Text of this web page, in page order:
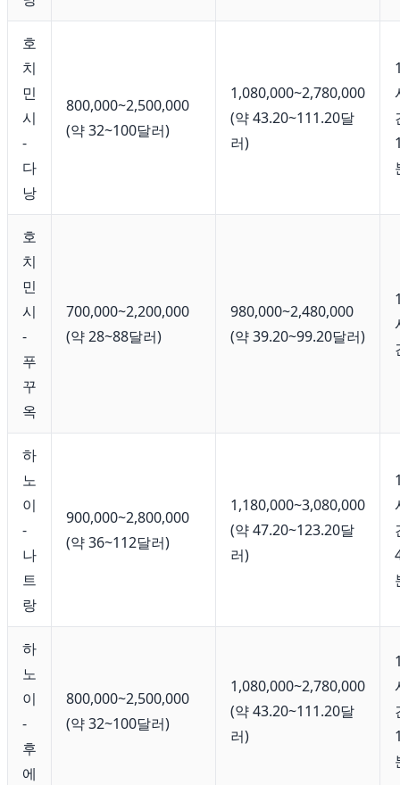
호
치
민
시
-
다
낭
800,000~2,500,000
(약 32~100달러)
1,080,000~2,780,000
(약 43.20~111.20달
러)
호
치
민
시
-
푸
꾸
옥
700,000~2,200,000
(약 28~88달러)
980,000~2,480,000
(약 39.20~99.20달러)
하
노
이
-
나
트
랑
900,000~2,800,000
(약 36~112달러)
1,180,000~3,080,000
(약 47.20~123.20달
러)
하
노
이
-
후
에
800,000~2,500,000
(약 32~100달러)
1,080,000~2,780,000
(약 43.20~111.20달
러)